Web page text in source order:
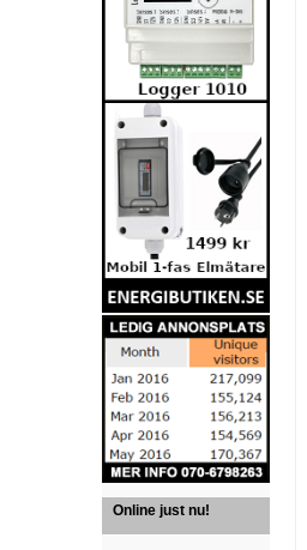
Online just nu!